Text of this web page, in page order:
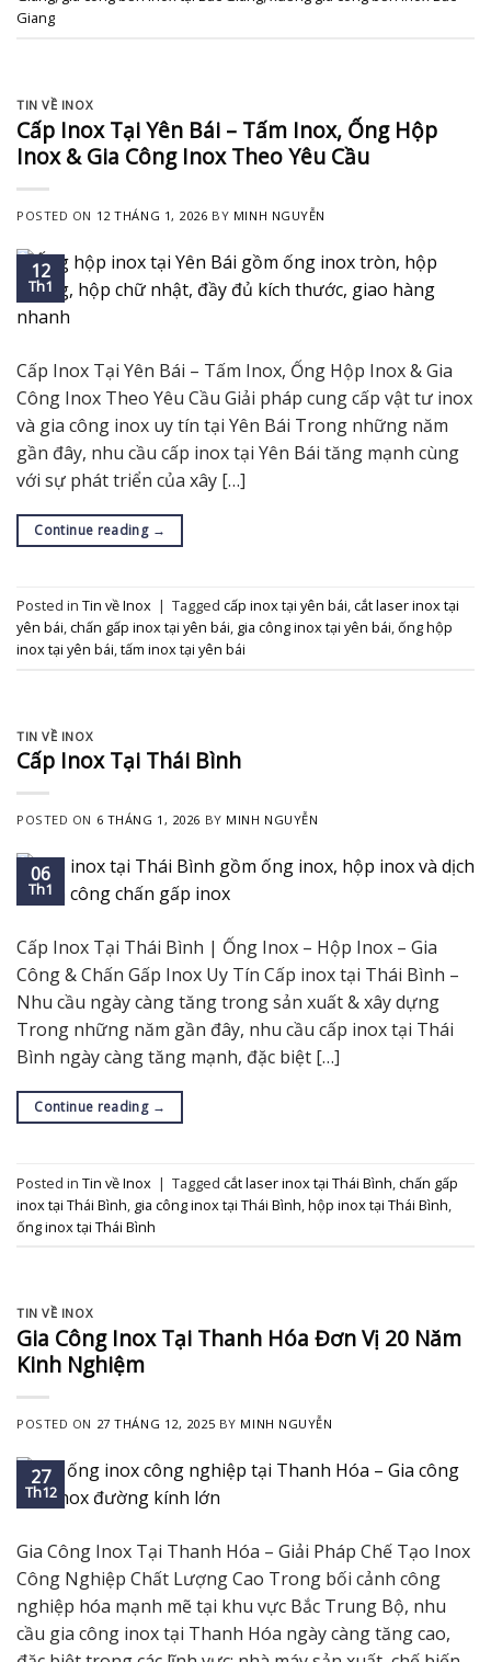
Giang
TIN VỀ INOX
Cấp Inox Tại Yên Bái – Tấm Inox, Ống Hộp
Inox & Gia Công Inox Theo Yêu Cầu
POSTED ON 12 THÁNG 1, 2026 BY MINH NGUYỄN
12
Th1
Cấp Inox Tại Yên Bái – Tấm Inox, Ống Hộp Inox & Gia
Công Inox Theo Yêu Cầu Giải pháp cung cấp vật tư inox
và gia công inox uy tín tại Yên Bái Trong những năm
gần đây, nhu cầu cấp inox tại Yên Bái tăng mạnh cùng
với sự phát triển của xây […]
Continue reading →
Posted in Tin về Inox | Tagged cấp inox tại yên bái,cắt laser inox tại
yên bái,chấn gấp inox tại yên bái, gia công inox tại yên bái,ống hộp
inox tại yên bái,tấm inox tại yên bái
TIN VỀ INOX
Cấp Inox Tại Thái Bình
POSTED ON 6 THÁNG 1, 2026 BY MINH NGUYỄN
06
Th1
Cấp Inox Tại Thái Bình | Ống Inox – Hộp Inox – Gia
Công & Chấn Gấp Inox Uy Tín Cấp inox tại Thái Bình –
Nhu cầu ngày càng tăng trong sản xuất & xây dựng
Trong những năm gần đây, nhu cầu cấp inox tại Thái
Bình ngày càng tăng mạnh, đặc biệt […]
Continue reading →
Posted in Tin về Inox | Tagged cắt laser inox tại Thái Bình,chấn gấp
inox tại Thái Bình, gia công inox tại Thái Bình,hộp inox tại Thái Bình,
ống inox tại Thái Bình
TIN VỀ INOX
Gia Công Inox Tại Thanh Hóa Đơn Vị 20 Năm
Kinh Nghiệm
POSTED ON 27 THÁNG 12, 2025 BY MINH NGUYỄN
27
Th12
Gia Công Inox Tại Thanh Hóa – Giải Pháp Chế Tạo Inox
Công Nghiệp Chất Lượng Cao Trong bối cảnh công
nghiệp hóa mạnh mẽ tại khu vực Bắc Trung Bộ, nhu
cầu gia công inox tại Thanh Hóa ngày càng tăng cao,